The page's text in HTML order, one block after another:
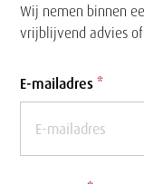
Wij nemen binnen
vrijblijvend advies
Formulier
E-mailadres *